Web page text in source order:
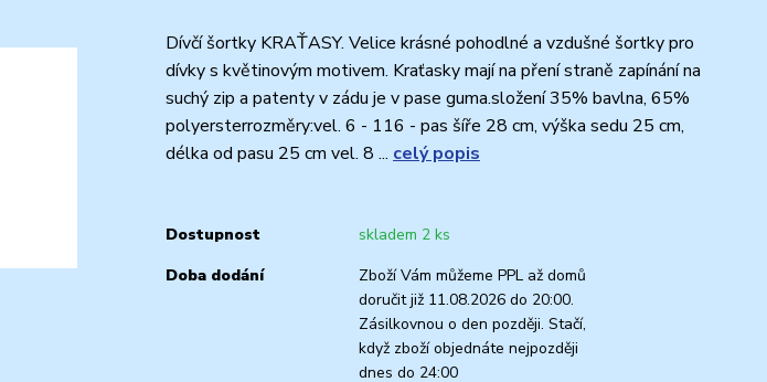
Dívčí šortky KRAŤASY. Velice krásné pohodlné a vzdušné šortky pro
dívky s květinovým motivem. Kraťasky mají na pření straně zapínání na
suchý zip a patenty v zádu je v pase guma.složení 35% bavlna, 65%
polyersterrozměry:vel. 6 - 116 - pas šíře 28 cm, výška sedu 25 cm,
délka od pasu 25 cm vel. 8 ... celý popis
Dostupnost
skladem 2 ks
Doba dodání
Zboží Vám můžeme PPL až domů
doručit již 11.08.2026 do 20:00.
Zásilkovnou o den později. Stačí,
když zboží objednáte nejpozději
dnes do 24:00